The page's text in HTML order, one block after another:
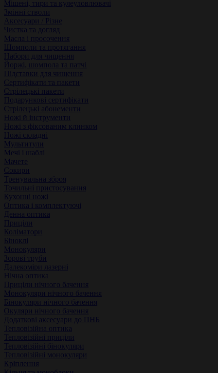
Мішені, тири та кулеуловлювачі
Змінні стволи
Аксесуари / Різне
Чистка та догляд
Масла і просочення
Шомполи та протягання
Набори для чищення
Йоржі, шомпола та патчі
Підставки для чищення
Сертифікати та пакети
Стрілецькі пакети
Подарункові сертифікати
Стрілецькі абонементи
Ножі й інструменти
Ножі з фіксованим клинком
Ножі складні
Мультитули
Мечі і шаблі
Мачете
Сокири
Тренувальна зброя
Точильні пристосування
Кухонні ножі
Оптика і комплектуючі
Денна оптика
Приціли
Коліматори
Біноклі
Монокуляри
Зорові труби
Далекоміри лазерні
Нічна оптика
Приціли нічного бачення
Монокуляри нічного бачення
Бінокуляри нічного бачення
Окуляри нічного бачення
Додаткові аксесуари до ПНБ
Тепловізійна оптика
Тепловізійні приціли
Тепловізійні бінокуляри
Тепловізійні монокуляри
Кріплення